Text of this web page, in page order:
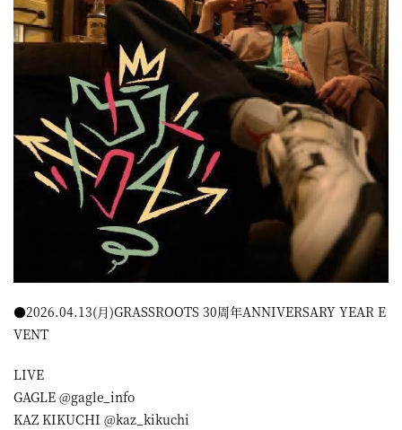
●2026.04.13(月)GRASSROOTS 30周年ANNIVERSARY YEAR E
VENT
LIVE
GAGLE @gagle_info
KAZ KIKUCHI @kaz_kikuchi